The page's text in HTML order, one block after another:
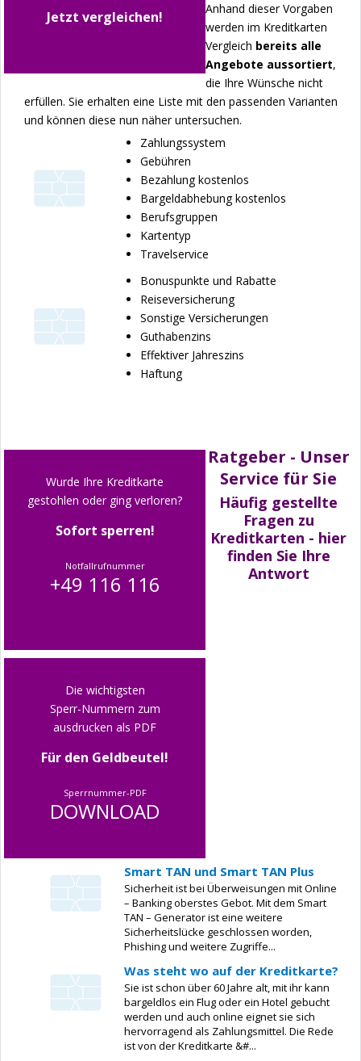
Jetzt vergleichen!
Anhand dieser Vorgaben
werden im Kreditkarten
Vergleich bereits alle
Angebote aussortiert,
die Ihre Wünsche nicht
erfüllen. Sie erhalten eine Liste mit den passenden Varianten
und können diese nun näher untersuchen.
Zahlungssystem
Gebühren
Bezahlung kostenlos
Bargeldabhebung kostenlos
Berufsgruppen
Kartentyp
Travelservice
Bonuspunkte und Rabatte
Reiseversicherung
Sonstige Versicherungen
Guthabenzins
Effektiver Jahreszins
Haftung
Wurde Ihre Kreditkarte
gestohlen oder ging verloren?
Sofort sperren!
Notfallrufnummer
+49 116 116
Ratgeber - Unser
Service für Sie
Die wichtigsten
Sperr-Nummern zum
ausdrucken als PDF
Für den Geldbeutel!
Sperrnummer-PDF
DOWNLOAD
Häufig gestellte
Fragen zu
Kreditkarten - hier
finden Sie Ihre
Antwort
Smart TAN und Smart TAN Plus
Sicherheit ist bei Überweisungen mit Online
– Banking oberstes Gebot. Mit dem Smart
TAN – Generator ist eine weitere
Sicherheitslücke geschlossen worden,
Phishing und weitere Zugriffe...
Was steht wo auf der Kreditkarte?
Sie ist schon über 60 Jahre alt, mit ihr kann
bargeldlos ein Flug oder ein Hotel gebucht
werden und auch online eignet sie sich
hervorragend als Zahlungsmittel. Die Rede
ist von der Kreditkarte &#...